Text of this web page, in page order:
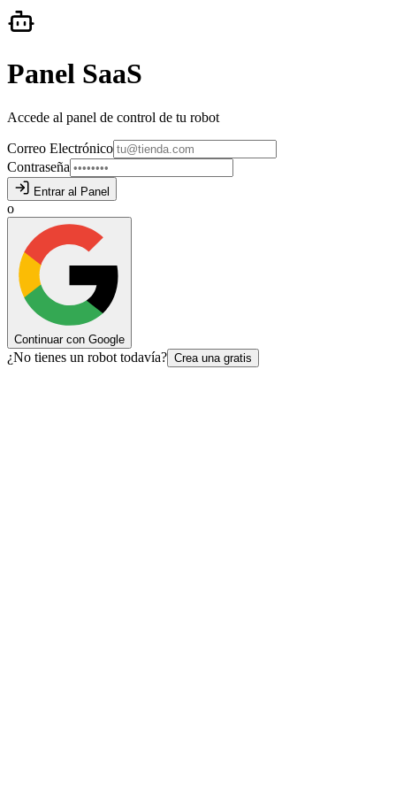
Panel SaaS
Accede al panel de control de tu robot
Correo Electrónico
Contraseña
Entrar al Panel
o
Continuar con Google
¿No tienes un robot todavía? Crea una gratis